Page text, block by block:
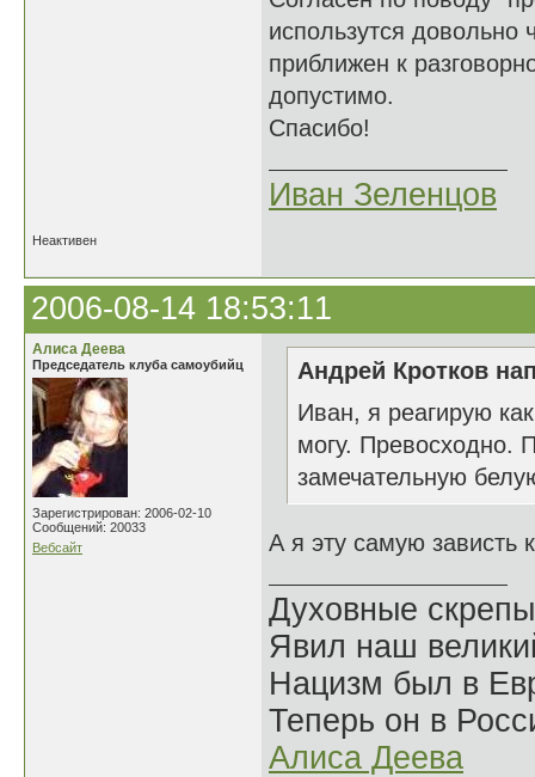
использутся довольно
приближен к
допустимо.
Спасибо!
Иван Зеленцов
Неактивен
2006-08-14 18:53:11
Алиса Деева
Председатель клуба самоубийц
Зарегистрирован: 2006-02-10
Сообщений: 20033
Вебсайт
Андрей Кротков
Иван, я реагирую
могу. Превосходно.
замечательную
А я эту самую зависть
Духовные
Явил наш
Нацизм был в
Теперь он в
Алиса Деева